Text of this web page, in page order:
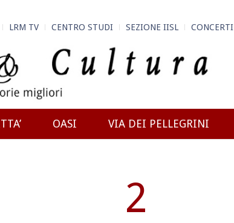
LRM TV CENTRO STUDI SEZIONE IISL CONCERTI
OASI VIA DEI PELLEGRINI
2